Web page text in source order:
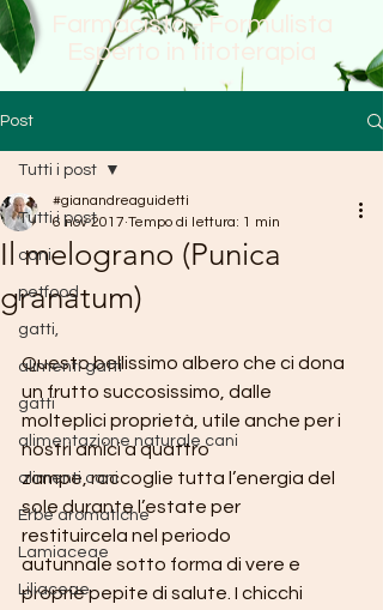
Farmacista - Formulista
Esperto in fitoterapia
Post
Tutti i post
cani
petfood
gatti,
alimenti gatti
gatti
alimentazione naturale cani
alimenti cani
Erbe aromatiche
Lamiaceae
Liliaceae
Tutti i post
Il melograno (Punica
granatum)
#gianandreaguidetti
6 nov 2017 Tempo di lettura: 1 min
Questo bellissimo albero che ci dona
un frutto succosissimo, dalle
molteplici proprietà, utile anche per i
nostri amici a quattro
zampe, raccoglie tutta l’energia del
sole durante l’estate per
restituircela nel periodo
autunnale sotto forma di vere e
proprie pepite di salute. I chicchi